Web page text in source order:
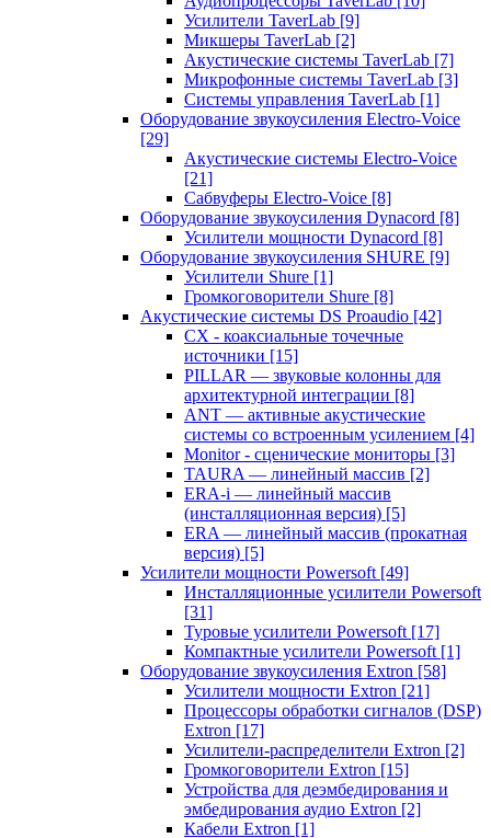
Усилители TaverLab [9]
Микшеры TaverLab [2]
Акустические системы TaverLab [7]
Микрофонные системы TaverLab [3]
Системы управления TaverLab [1]
Оборудование звукоусиления Electro-Voice
[29]
Акустические системы Electro-Voice
[21]
Сабвуферы Electro-Voice [8]
Оборудование звукоусиления Dynacord [8]
Усилители мощности Dynacord [8]
Оборудование звукоусиления SHURE [9]
Усилители Shure [1]
Громкоговорители Shure [8]
Акустические системы DS Proaudio [42]
CX - коаксиальные точечные
источники [15]
PILLAR — звуковые колонны для
архитектурной интеграции [8]
ANT — активные акустические
системы со встроенным усилением [4]
Monitor - сценические мониторы [3]
TAURA — линейный массив [2]
ERA-i — линейный массив
(инсталляционная версия) [5]
ERA — линейный массив (прокатная
версия) [5]
Усилители мощности Powersoft [49]
Инсталляционные усилители Powersoft
[31]
Туровые усилители Powersoft [17]
Компактные усилители Powersoft [1]
Оборудование звукоусиления Extron [58]
Усилители мощности Extron [21]
Процессоры обработки сигналов (DSP)
Extron [17]
Усилители-распределители Extron [2]
Громкоговорители Extron [15]
Устройства для деэмбедирования и
эмбедирования аудио Extron [2]
Кабели Extron [1]